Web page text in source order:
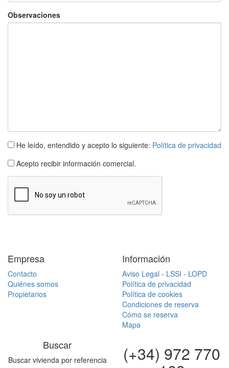
Observaciones
He leído, entendido y acepto lo siguiente: Política de privacidad
Acepto recibir información comercial.
Empresa
Contacto
Quiénes somos
Propietarios
Información
Aviso Legal - LSSI - LOPD
Política de privacidad
Política de cookies
Condiciones de reserva
Cómo se reserva
Mapa
Buscar
Buscar vivienda por referencia (+34) 972 770